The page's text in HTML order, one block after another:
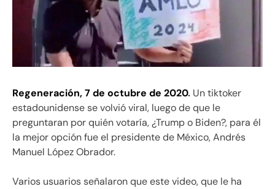
Regeneración, 7 de octubre de 2020. Un tiktoker
estadounidense se volvió viral, luego de que le
preguntaran por quién votaría, ¿Trump o Biden?, para él
la mejor opción fue el presidente de México, Andrés
Manuel López Obrador.
Varios usuarios señalaron que este video, que le ha